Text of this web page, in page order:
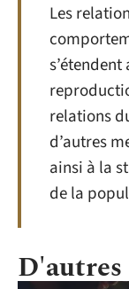
Les
relations
d’autres
ainsi à la
de la